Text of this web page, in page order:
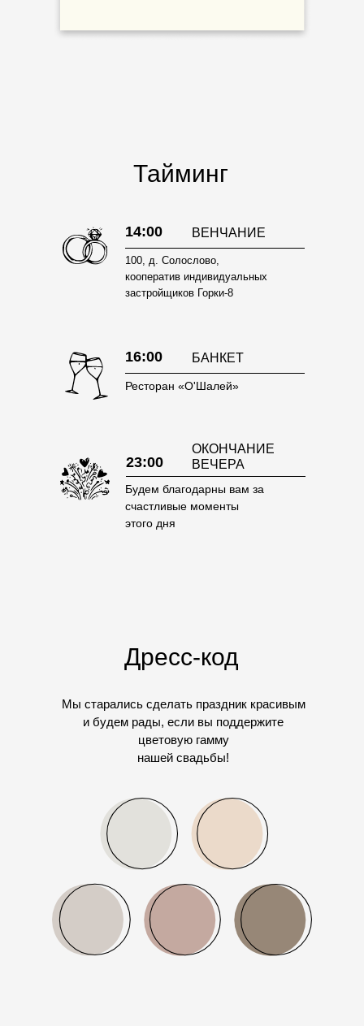
Тайминг
Дресс-код
Мы старались сделать праздник красивым
и будем рады, если вы поддержите
цветовую гамму
нашей свадьбы!
14:00 ВЕНЧАНИЕ
100, д. Солослово,
кооператив индивидуальных
застройщиков Горки-8
16:00 БАНКЕТ
Ресторан «О'Шалей»
23:00
Будем благодарны вам за
счастливые моменты
этого дня
ОКОНЧАНИЕ
ВЕЧЕРА